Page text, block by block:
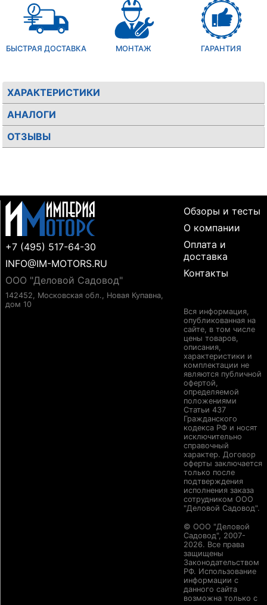
БЫСТРАЯ ДОСТАВКА МОНТАЖ ГАРАНТИЯ
ХАРАКТЕРИСТИКИ
АНАЛОГИ
ОТЗЫВЫ
+7 (495) 517-64-30
INFO@IM-MOTORS.RU
ООО "Деловой Садовод"
142452, Московская обл., Новая Купавна,
дом 10
Обзоры и тесты
О компании
Оплата и
доставка
Контакты
Вся информация,
опубликованная на
сайте, в том числе
цены товаров,
описания,
характеристики и
комплектации не
являются публичной
офертой,
определяемой
положениями
Статьи 437
Гражданского
кодекса РФ и носят
исключительно
справочный
характер. Договор
оферты заключается
только после
подтверждения
исполнения заказа
сотрудником ООО
"Деловой Садовод".
© ООО "Деловой
Садовод", 2007-
2026. Все права
защищены
Законодательством
РФ. Использование
информации с
данного сайта
возможна только с